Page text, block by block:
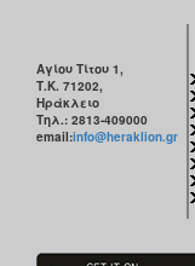
Αγίου Τίτου 1,
Τ.Κ. 71202,
Ηράκλειο
Τηλ.: 2813-409000
email:info@heraklion.gr